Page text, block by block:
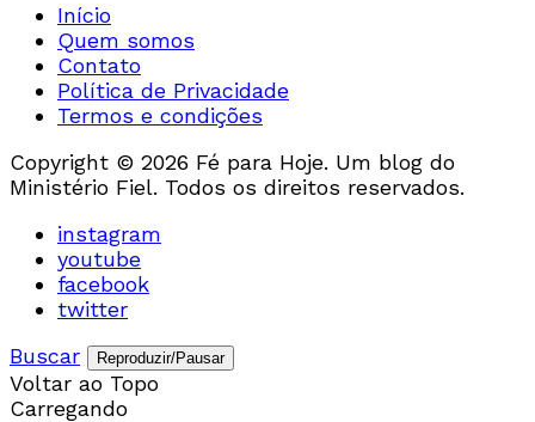
Início
Quem somos
Contato
Política de Privacidade
Termos e condições
Copyright © 2026 Fé para Hoje. Um blog do
Ministério Fiel. Todos os direitos reservados.
instagram
youtube
facebook
twitter
Buscar
Reproduzir/Pausar
Voltar ao Topo
Carregando